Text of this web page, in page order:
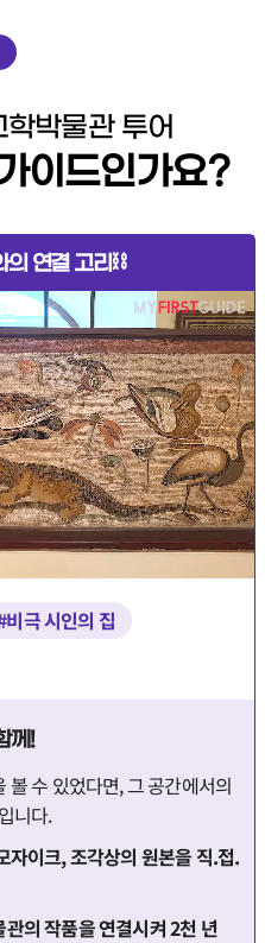
박물관 투어
이드인가요?
의 연결 고리⛓️
비극 시인의 집
께!
수 있었다면, 그 공간에서의
니다.
자이크, 조각상의 원본을 직.접.
의 작품을 연결시켜 2천 년